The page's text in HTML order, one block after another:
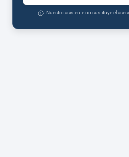
Nuestro asistente no sustituye el